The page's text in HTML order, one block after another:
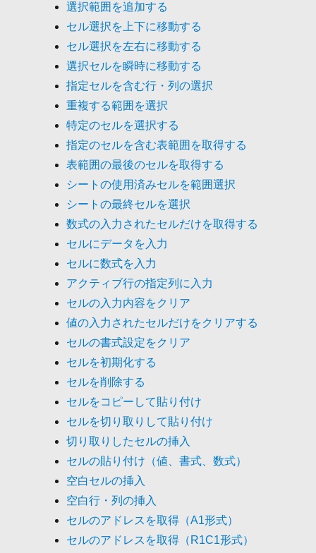
選択範囲を追加する
セル選択を上下に移動する
セル選択を左右に移動する
選択セルを瞬時に移動する
指定セルを含む行・列の選択
重複する範囲を選択
特定のセルを選択する
指定のセルを含む表範囲を取得する
表範囲の最後のセルを取得する
シートの使用済みセルを範囲選択
シートの最終セルを選択
数式の入力されたセルだけを取得する
セルにデータを入力
セルに数式を入力
アクティブ行の指定列に入力
セルの入力内容をクリア
値の入力されたセルだけをクリアする
セルの書式設定をクリア
セルを初期化する
セルを削除する
セルをコピーして貼り付け
セルを切り取りして貼り付け
切り取りしたセルの挿入
セルの貼り付け（値、書式、数式）
空白セルの挿入
空白行・列の挿入
セルのアドレスを取得（A1形式）
セルのアドレスを取得（R1C1形式）